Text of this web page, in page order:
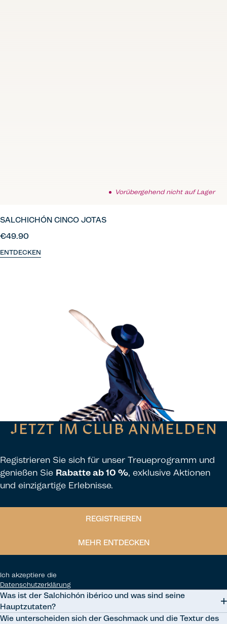
Vorübergehend nicht auf Lager
SALCHICHÓN CINCO JOTAS
€49.90
ENTDECKEN
JETZT IM CLUB ANMELDEN
Registrieren Sie sich für unser Treueprogramm und
genießen Sie Rabatte ab 10 %, exklusive Aktionen
und einzigartige Erlebnisse.
REGISTRIEREN
MEHR ENTDECKEN
Ich akzeptiere die
Datenschutzerklärung
Was ist der Salchichón ibérico und was sind seine
Hauptzutaten?
Wie unterscheiden sich der Geschmack und die Textur des